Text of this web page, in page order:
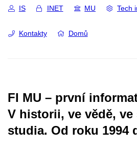
IS INET MU Tech
Kontakty Domů
FI MU – první
V historii, ve vědě, ve
studia. Od roku 1994